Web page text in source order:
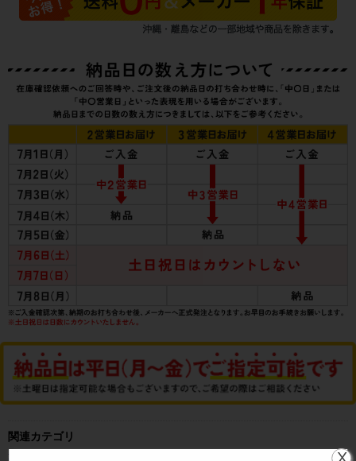
関連カテゴリ